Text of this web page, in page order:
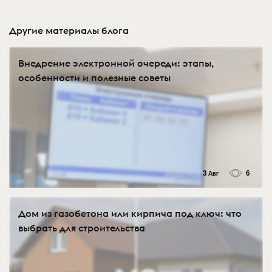
Другие материалы блога
Внедрение электронной очереди: этапы,
особенности и полезные советы
3 Авг 6
Дом из газобетона или кирпича под ключ: что
выбрать для строительства